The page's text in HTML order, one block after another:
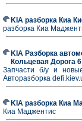
KIA разборка Киа
разборка Киа
KIA Разборка
Кольцевая Дорога
Запчасти б/у и
Авторазборка
KIA разборка Киа
Киа Маджентис